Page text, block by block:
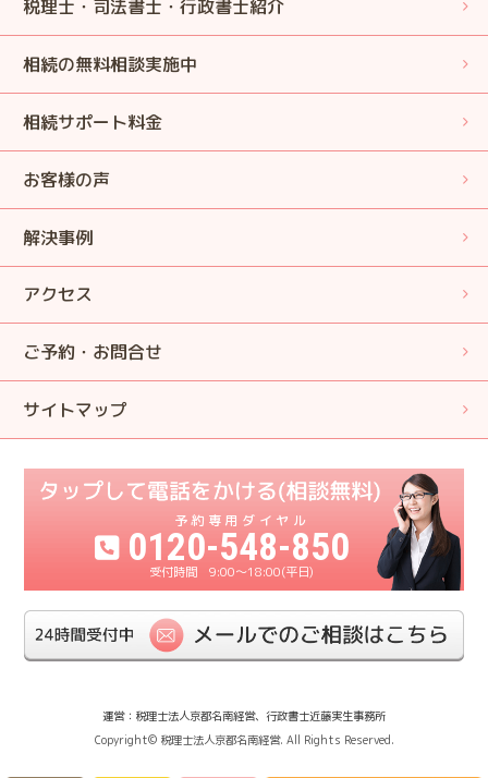
税理士・司法書士・行政書士紹介
相続の無料相談実施中
相続サポート料金
お客様の声
解決事例
アクセス
ご予約・お問合せ
サイトマップ
0120-548-850
9:00〜18:00(平日)
運営：税理士法人京都名南経営、行政書士近藤実生事務所
Copyright© 税理士法人京都名南経営. All Rights Reserved.